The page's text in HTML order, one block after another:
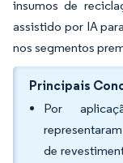
insumos de
assistido por IA
nos segmentos
Principais
Por
de